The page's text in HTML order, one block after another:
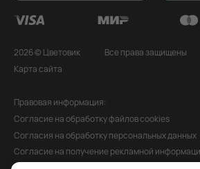
2026 © Цветовик
Все права защищены
Карта сайта
Правовая информация:
Согласие на обработку файлов cookies
Согласия на обработку персональных данных
Согласие на получение рекламной